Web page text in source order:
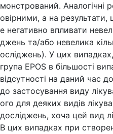
монстрований. Аналогічні
овірними, а на
е негативно впливати
джень та/або невелика
осліджень). У цих
група EPOS в більшості
відсутності на даний час
до застосування виду
ого для деяких видів
досліджень, хоча цей вид
В цих випадках при